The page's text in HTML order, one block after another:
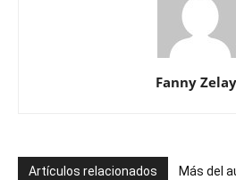
Fanny
Artículos relacionados Más del